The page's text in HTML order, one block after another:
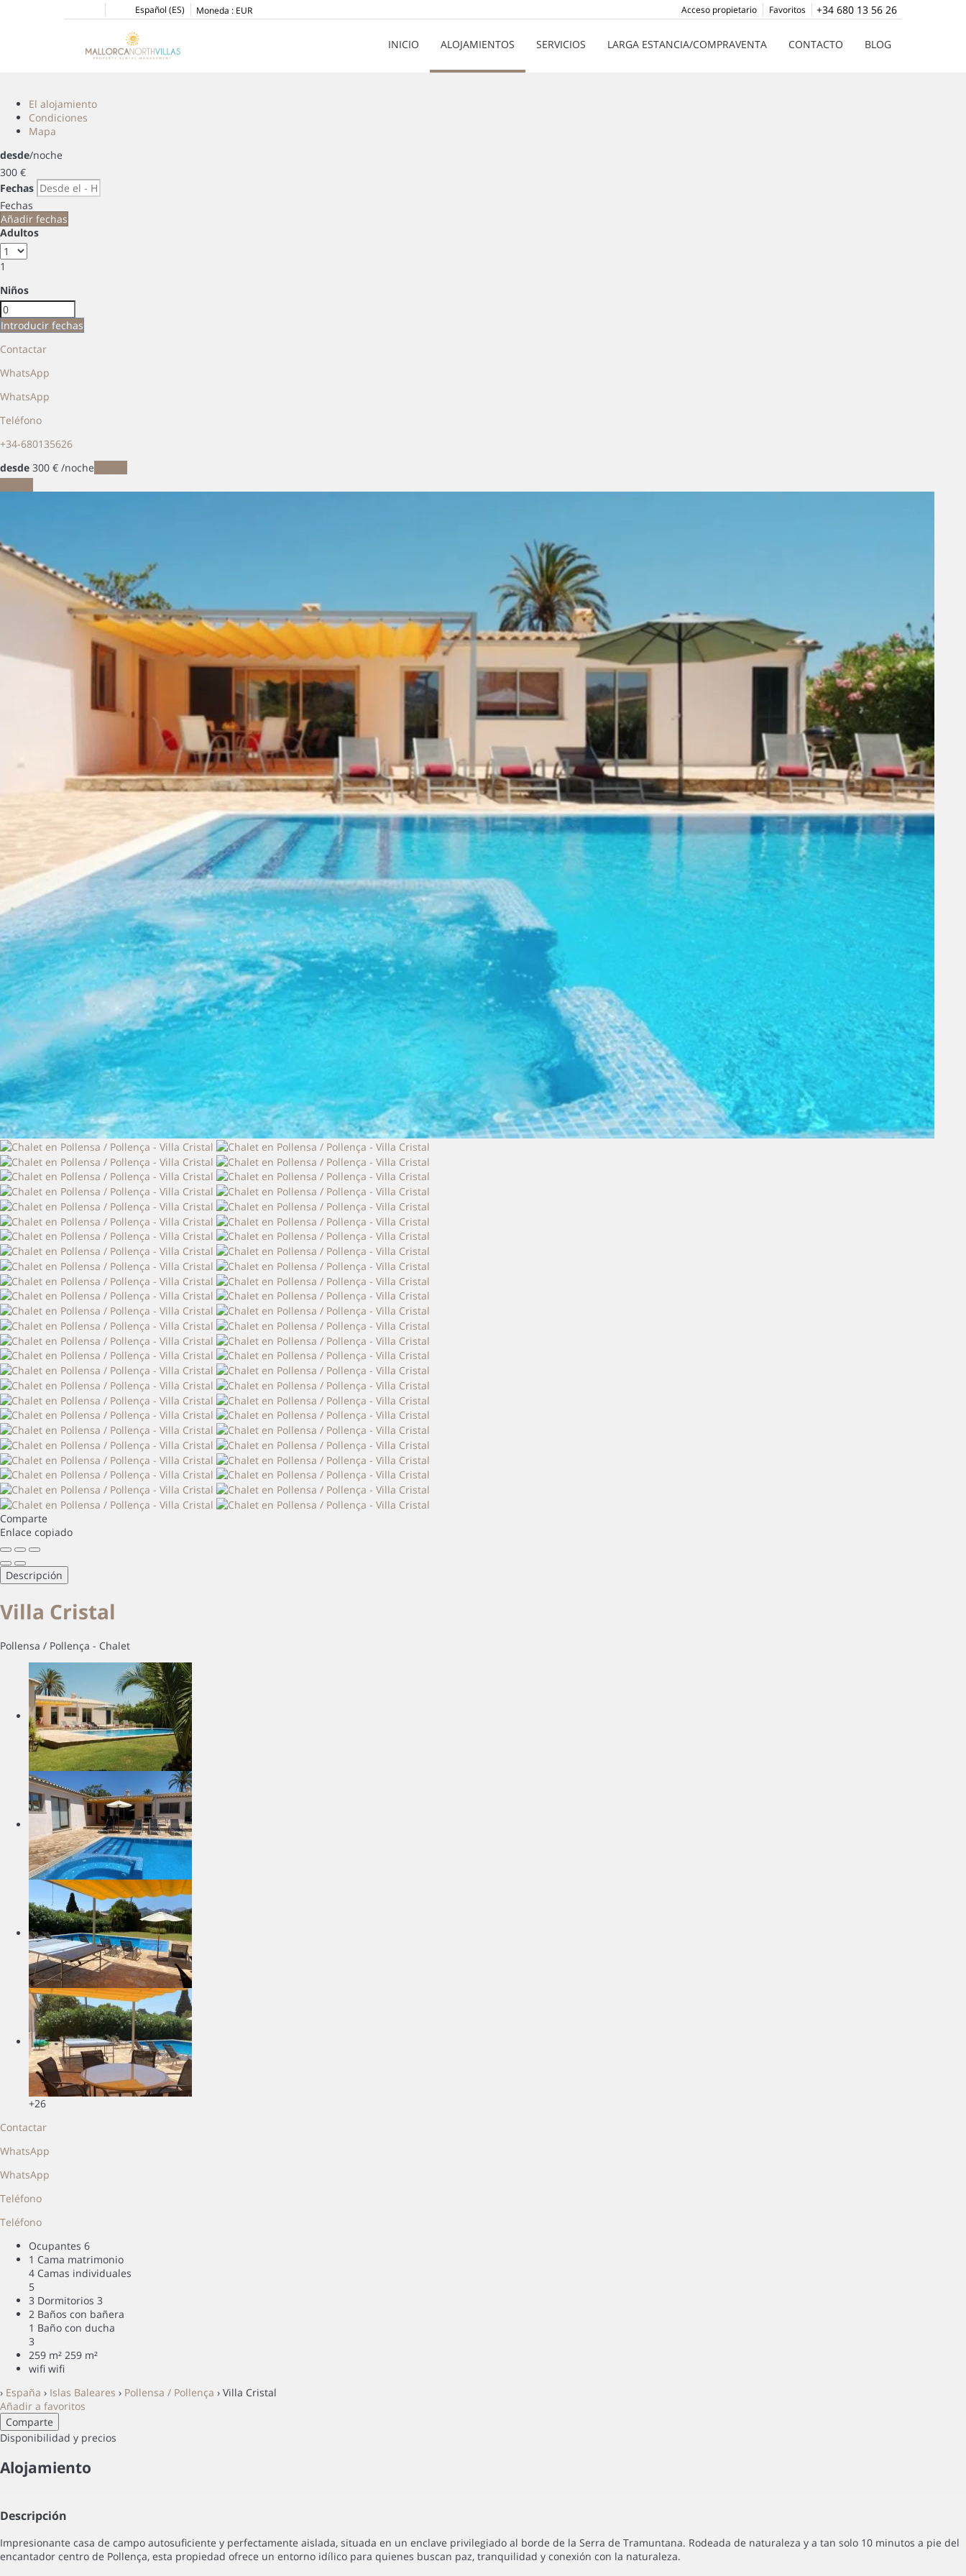
Español (ES) Moneda : EUR +34 680 13 56 26
Favoritos
Acceso propietario
INICIO ALOJAMIENTOS SERVICIOS LARGA ESTANCIA/COMPRAVENTA CONTACTO BLOG
El alojamiento
Condiciones
Mapa
desde/noche
300 €
Fechas
Fechas
Añadir fechas
Adultos
1
Niños
Introducir fechas
Contactar
WhatsApp
WhatsApp
Teléfono
+34-680135626
desde 300 € /noche
Comparte
Enlace copiado
Descripción
Villa Cristal
Pollensa / Pollença - Chalet
+26
Contactar
WhatsApp
WhatsApp
Teléfono
Teléfono
Ocupantes 6
1 Cama matrimonio
4 Camas individuales
5
3 Dormitorios 3
2 Baños con bañera
1 Baño con ducha
3
259 m² 259 m²
wifi wifi
› España › Islas Baleares › Pollensa / Pollença › Villa Cristal
Añadir a favoritos
Comparte
Disponibilidad y precios
Alojamiento
Descripción
Impresionante casa de campo autosuficiente y perfectamente aislada, situada en un enclave privilegiado al borde de la Serra de Tramuntana. Rodeada de naturaleza y a tan solo 10 minutos a pie del
encantador centro de Pollença, esta propiedad ofrece un entorno idílico para quienes buscan paz, tranquilidad y conexión con la naturaleza.